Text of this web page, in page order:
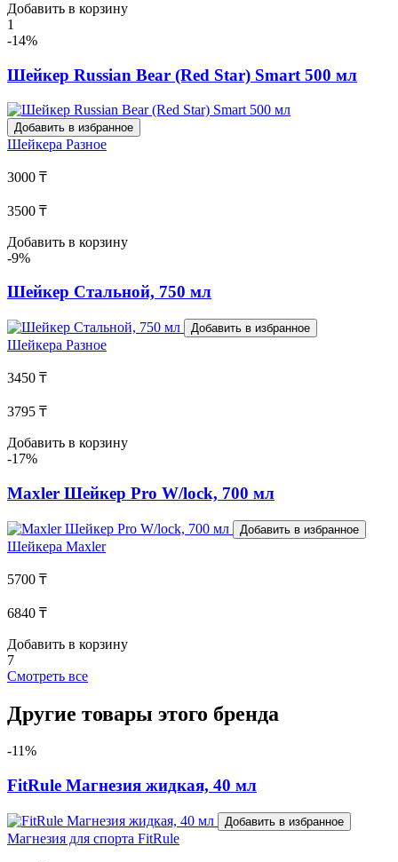
Добавить в корзину
1
-14%
Шейкер Russian Bear (Red Star) Smart 500 мл
Добавить в избранное
Шейкера Разное
3000 ₸
3500 ₸
Добавить в корзину
-9%
Шейкер Стальной, 750 мл
Добавить в избранное
Шейкера Разное
3450 ₸
3795 ₸
Добавить в корзину
-17%
Maxler Шейкер Pro W/lock, 700 мл
Добавить в избранное
Шейкера Maxler
5700 ₸
6840 ₸
Добавить в корзину
7
Смотреть все
Другие товары этого бренда
-11%
FitRule Магнезия жидкая, 40 мл
Добавить в избранное
Магнезия для спорта FitRule